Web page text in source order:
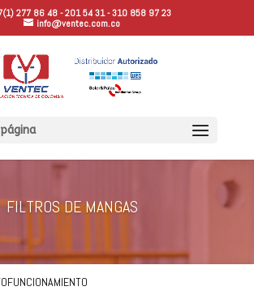
277 86 48 - 201 54 31 - 310 858 97 23
info@ventec.com.co
FILTROS DE MANGAS